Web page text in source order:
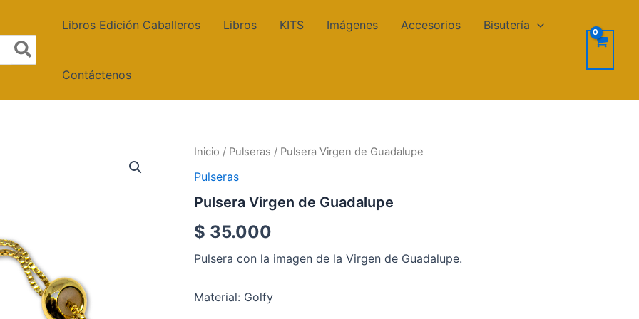
Libros Edición Caballeros Libros KITS Imágenes Accesorios Bisutería
Contáctenos
Inicio / Pulseras / Pulsera Virgen de Guadalupe
Pulseras
Pulsera Virgen de Guadalupe
$ 35.000
Pulsera con la imagen de la Virgen de Guadalupe.
Material: Golfy
Pulsera
de
cantidad